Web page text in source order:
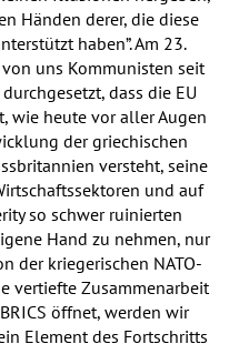
Händen derer, die diese
haben”. Am 23.
uns Kommunisten seit
dass die EU
wie heute vor aller Augen
der griechischen
versteht, seine
und auf
so schwer ruinierten
Hand zu nehmen, nur
der kriegerischen NATO-
vertiefte Zusammenarbeit
BRICS öffnet, werden wir
Element des Fortschritts